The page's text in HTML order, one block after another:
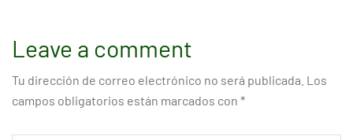
Leave a comment
Tu dirección de correo electrónico no será publicada. Los
campos obligatorios están marcados con *